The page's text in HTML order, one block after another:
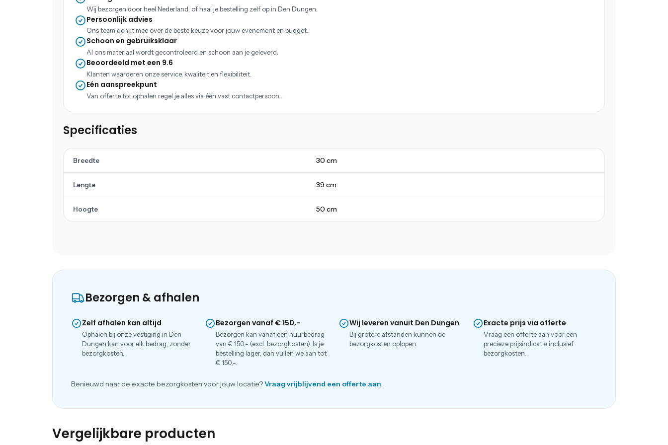
Wij bezorgen door heel Nederland, of haal je bestelling zelf op in Den Dungen.
Persoonlijk advies
Ons team denkt mee over de beste keuze voor jouw evenement en budget.
Schoon en gebruiksklaar
Al ons materiaal wordt gecontroleerd en schoon aan je geleverd.
Beoordeeld met een 9.6
Klanten waarderen onze service, kwaliteit en flexibiliteit.
Eén aanspreekpunt
Van offerte tot ophalen regel je alles via één vast contactpersoon.
Specificaties
Breedte 30 cm
Lengte 39 cm
Hoogte 50 cm
Bezorgen & afhalen
Zelf afhalen kan altijd
Ophalen bij onze vestiging in Den
Dungen kan voor elk bedrag, zonder
bezorgkosten.
Bezorgen vanaf € 150,-
Bezorgen kan vanaf een huurbedrag
van € 150,- (excl. bezorgkosten). Is je
bestelling lager, dan vullen we aan tot
€ 150,-.
Wij leveren vanuit Den Dungen
Bij grotere afstanden kunnen de
bezorgkosten oplopen.
Exacte prijs via offerte
Vraag een offerte aan voor een
precieze prijsindicatie inclusief
bezorgkosten.
Benieuwd naar de exacte bezorgkosten voor jouw locatie?Vraag vrijblijvend een offerte aan.
Vergelijkbare producten